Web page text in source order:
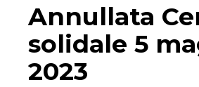
Annullata
solidale 5
2023